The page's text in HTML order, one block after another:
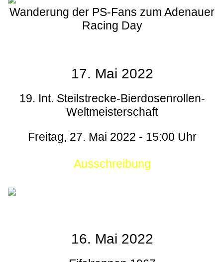
Wanderung der PS-Fans zum Adenauer
Racing Day
17. Mai 2022
19. Int. Steilstrecke-Bierdosenrollen-
Weltmeisterschaft
Freitag, 27. Mai 2022 - 15:00 Uhr
Ausschreibung
16. Mai 2022